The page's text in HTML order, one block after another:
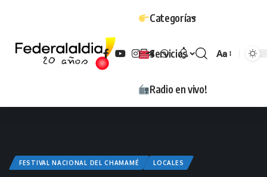
Categorías
Servicios
Radio en vivo!
Tamaño
Aa
FESTIVAL NACIONAL DEL CHAMAMÉ LOCALES